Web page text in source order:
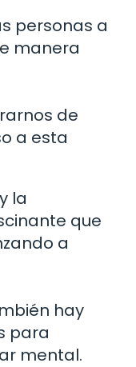
personas a
manera
de
a esta
la
que
a
hay
para
mental.